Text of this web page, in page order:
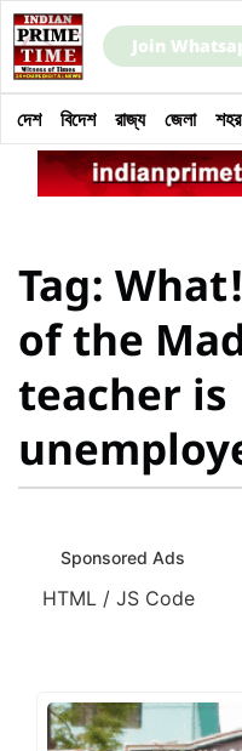
Join
দেশ বিদেশ রাজ্য জেলা শহর
Tag:
of the
teacher is
Sponsored Ads
HTML / JS Code